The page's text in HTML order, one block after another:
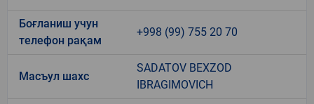
Боғланиш учун
телефон рақам
+998 (99) 755 20 70
Масъул шахс
SADATOV BEXZOD
IBRAGIMOVICH